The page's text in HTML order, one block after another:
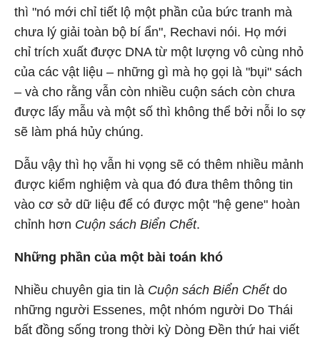
thì "nó mới chỉ tiết lộ một phần của bức tranh mà
chưa lý giải toàn bộ bí ẩn", Rechavi nói. Họ mới
chỉ trích xuất được DNA từ một lượng vô cùng nhỏ
của các vật liệu – những gì mà họ gọi là "bụi" sách
– và cho rằng vẫn còn nhiều cuộn sách còn chưa
được lấy mẫu và một số thì không thể bởi nỗi lo sợ
sẽ làm phá hủy chúng.
Dẫu vậy thì họ vẫn hi vọng sẽ có thêm nhiều mảnh
được kiểm nghiệm và qua đó đưa thêm thông tin
vào cơ sở dữ liệu để có được một "hệ gene" hoàn
chỉnh hơn Cuộn sách Biển Chết.
Những phần của một bài toán khó
Nhiều chuyên gia tin là Cuộn sách Biển Chếtdo
những người Essenes, một nhóm người Do Thái
bất đồng sống trong thời kỳ Dòng Đền thứ hai viết